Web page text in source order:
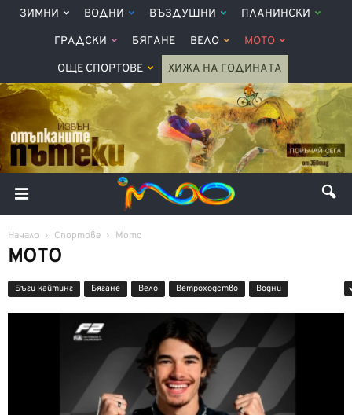
ЗИМНИ ВОДНИ ВЪЗДУШНИ ПЛАНИНСКИ
ГРАДСКИ БЯГАНЕ ВЕЛО МОТО
ОЩЕ СПОРТОВЕ ХИЖА НА ГОДИНАТА
Начало Спортове Мото
МОТО
Бъги кайтинг Бягане Вело Ветроходство
Водни